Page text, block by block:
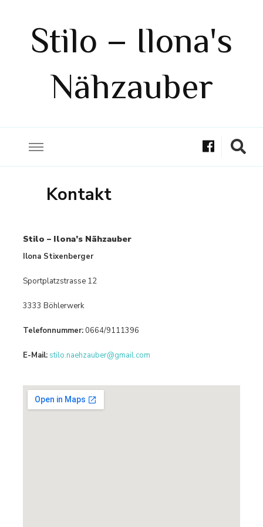
Stilo – Ilona's
Nähzauber
Kontakt
Stilo – Ilona’s Nähzauber
Ilona Stixenberger
Sportplatzstrasse 12
3333 Böhlerwerk
Telefonnummer: 0664/9111396
E-Mail: stilo.naehzauber@gmail.com